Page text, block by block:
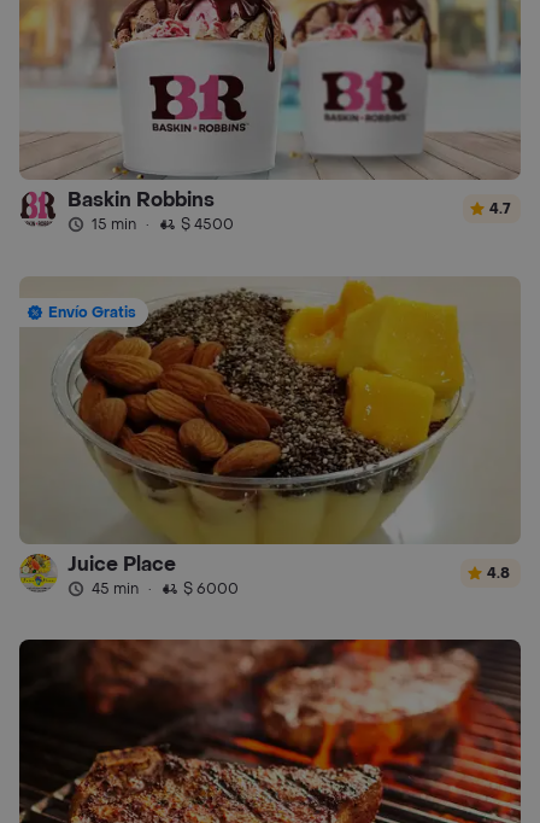
Baskin Robbins
15 min · $ 4500
4.7
Envío Gratis
Juice Place
45 min · $ 6000
4.8